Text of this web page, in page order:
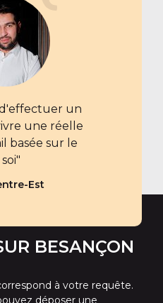
un
une réelle
basée sur le
Est
BESANÇON
à votre requête.
déposer une